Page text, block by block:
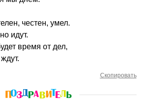
честен, умел.
идут.
время от дел,
Скопировать